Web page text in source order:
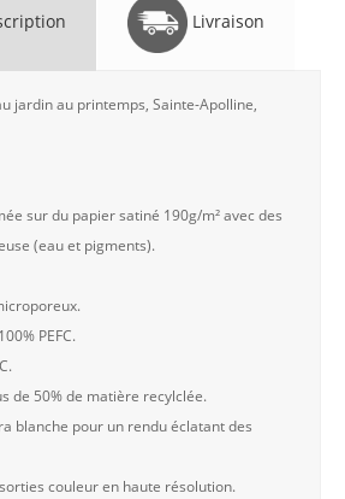
Livraison
jardin au printemps, Sainte-Apolline,
sur du papier satiné 190g/m² avec des
(eau et pigments).
PEFC.
de 50% de matière recylclée.
blanche pour un rendu éclatant des
couleur en haute résolution.